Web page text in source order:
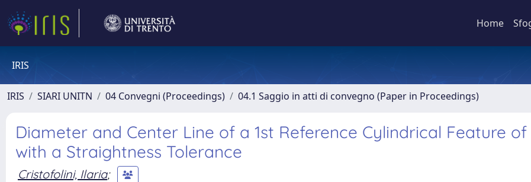
Home
IRIS
IRIS SIARI UNITN 04 Convegni (Proceedings) 04.1 Saggio in atti di convegno (Paper in Proceedings)
Diameter and Center Line of a 1st Reference Cylindrical Feature of
with a Straightness Tolerance
Cristofolini, Ilaria;